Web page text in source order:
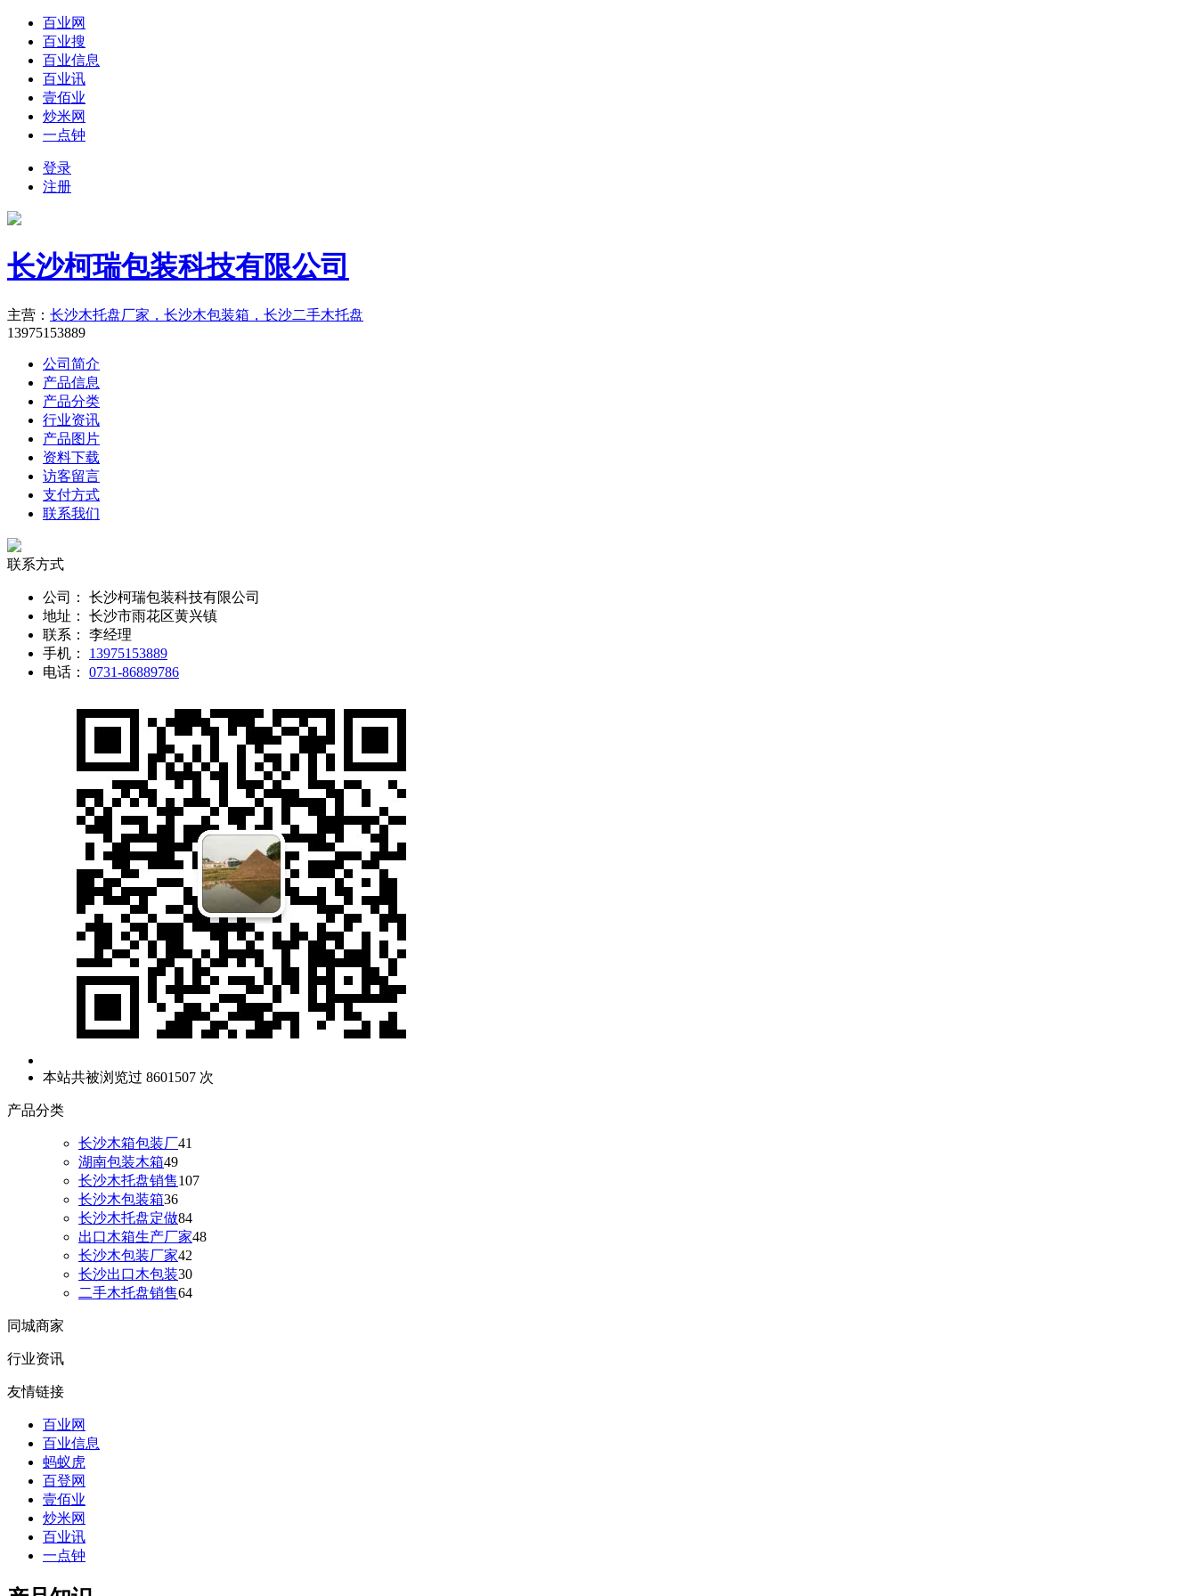
百业网
百业搜
百业信息
百业讯
壹佰业
炒米网
一点钟
登录
注册
长沙柯瑞包装科技有限公司
主营： ​长沙木托盘厂家，长沙木包装箱，长沙二手木托盘
13975153889
公司简介
产品信息
产品分类
行业资讯
产品图片
资料下载
访客留言
支付方式
联系我们
联系方式
公司：
长沙柯瑞包装科技有限公司
地址：
长沙市雨花区黄兴镇
联系：
李经理
手机：
13975153889
电话：
0731-86889786
本站共被浏览过 8601507 次
产品分类
长沙木箱包装厂41
湖南包装木箱49
长沙木托盘销售107
长沙木包装箱36
长沙木托盘定做84
出口木箱生产厂家48
长沙木包装厂家42
长沙出口木包装30
二手木托盘销售64
同城商家
行业资讯
友情链接
百业网
百业信息
蚂蚁虎
百登网
壹佰业
炒米网
百业讯
一点钟